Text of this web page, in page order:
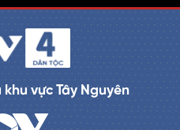
vực Tây Nguyên